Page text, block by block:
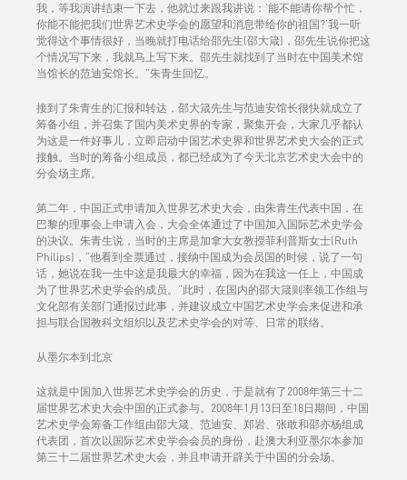
我，等我演讲结束一下去，他就过来跟我讲说：‘能不能请你帮个忙，
你能不能把我们世界艺术史学会的愿望和消息带给你的祖国?’我一听
觉得这个事情很好，当晚就打电话给邵先生(邵大箴)，邵先生说你把这
个情况写下来，我就马上写下来。邵先生就找到了当时在中国美术馆
当馆长的范迪安馆长。”朱青生回忆。
接到了朱青生的汇报和转达，邵大箴先生与范迪安馆长很快就成立了
筹备小组，并召集了国内美术史界的专家，聚集开会，大家几乎都认
为这是一件好事儿，立即启动中国艺术史界和世界艺术史大会的正式
接触。当时的筹备小组成员，都已经成为了今天北京艺术史大会中的
分会场主席。
第二年，中国正式申请加入世界艺术史大会，由朱青生代表中国，在
巴黎的理事会上申请入会，大会全体通过了中国加入国际艺术史学会
的决议。朱青生说，当时的主席是加拿大女教授菲利普斯女士(Ruth
Philips)，“他看到全票通过，接纳中国成为会员国的时候，说了一句
话，她说在我一生中这是我最大的幸福，因为在我这一任上，中国成
为了世界艺术史学会的成员。”此时，在国内的邵大箴则率领工作组与
文化部有关部门通报过此事，并建议成立中国艺术史学会来促进和承
担与联合国教科文组织以及艺术史学会的对等、日常的联络。
从墨尔本到北京
这就是中国加入世界艺术史学会的历史，于是就有了2008年第三十二
届世界艺术史大会中国的正式参与。2008年1月13日至18日期间，中国
艺术史学会筹备工作组由邵大箴、范迪安、郑岩、张敢和邵亦杨组成
代表团，首次以国际艺术史学会会员的身份，赴澳大利亚墨尔本参加
第三十二届世界艺术史大会，并且申请开辟关于中国的分会场。